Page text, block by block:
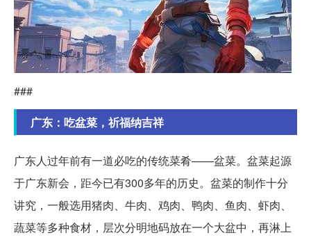
###
广东：吃盆菜，祈福纳吉祥
广东人过年前有一道必吃的传统菜肴——盆菜。盆菜起源
于广东新会，距今已有300多年的历史。盆菜的制作十分
讲究，一般选用猪肉、牛肉、鸡肉、鸭肉、鱼肉、虾肉、
蔬菜等多种食材，层次分明地码放在一个大盆中，再淋上